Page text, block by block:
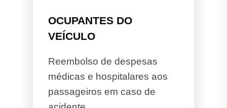
OCUPANTES DO
VEÍCULO
Reembolso de despesas
médicas e hospitalares aos
passageiros em caso de